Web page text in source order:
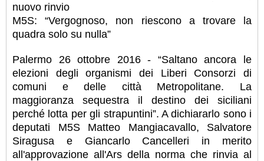
nuovo rinvio
M5S: “Vergognoso, non riescono a trovare la
quadra solo su nulla”
Palermo 26 ottobre 2016 - “Saltano ancora le
elezioni degli organismi dei Liberi Consorzi di
comuni e delle città Metropolitane. La
maggioranza sequestra il destino dei siciliani
perché lotta per gli strapuntini”. A dichiararlo sono i
deputati M5S Matteo Mangiacavallo, Salvatore
Siragusa e Giancarlo Cancelleri in merito
all'approvazione all'Ars della norma che rinvia al